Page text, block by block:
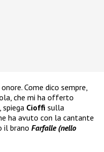
Come dico sempre,
che mi ha offerto
spiega Cioffi sulla
ha avuto con la cantante
il brano Farfalle (nello